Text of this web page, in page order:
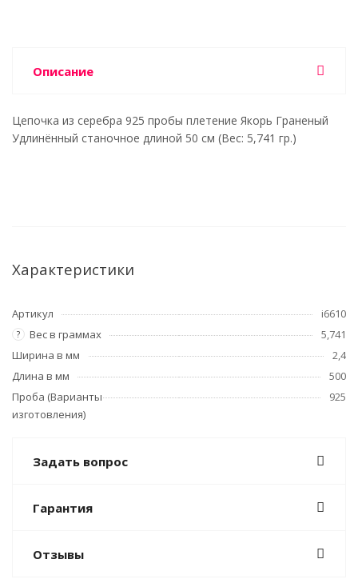
Описание
Цепочка из серебра 925 пробы плетение Якорь Граненый
Удлинённый станочное длиной 50 см (Вес: 5,741 гр.)
Характеристики
Артикул i6610
? Вес в граммах
5,741
Ширина в мм
2,4
Длина в мм
500
Проба (Варианты
изготовления)
925
Задать вопрос
Гарантия
Отзывы